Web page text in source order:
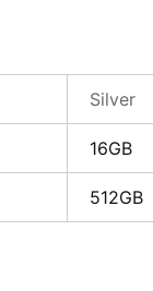
Silver
16GB
512GB